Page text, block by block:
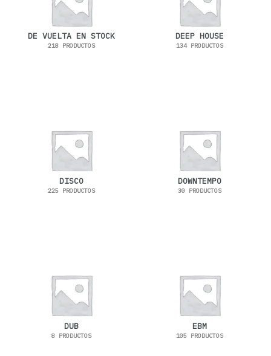
DE VUELTA EN STOCK
218 PRODUCTOS
DEEP HOUSE
134 PRODUCTOS
DISCO
225 PRODUCTOS
DOWNTEMPO
30 PRODUCTOS
DUB
8 PRODUCTOS
EBM
105 PRODUCTOS